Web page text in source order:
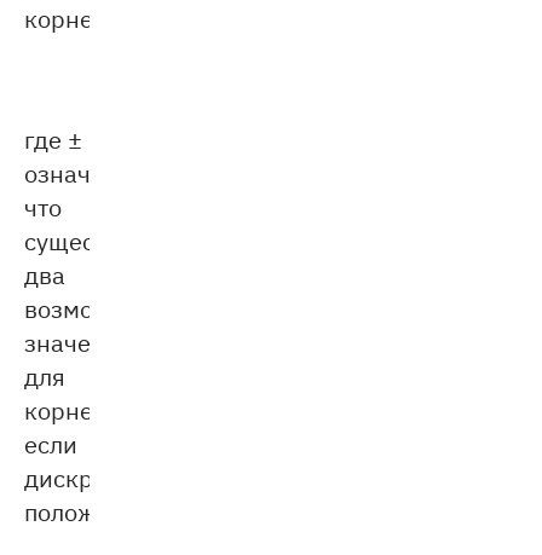
корней:
где ±
означает,
что
существуют
два
возможных
значения
для
корней,
если
дискриминант
положительный.